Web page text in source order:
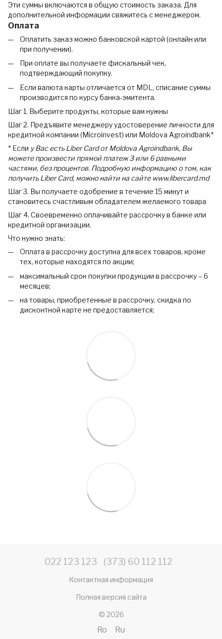
Эти суммы включаются в общую стоимость заказа. Для
дополнительной информации свяжитесь с менеджером.
Оплата
Оплатить заказ можно банковской картой (онлайн или
при получении).
При оплате вы получаете фискальный чек,
подтверждающий покупку.
Если валюта карты отличается от MDL, списание суммы
производится по курсу банка-эмитента.
Шаг 1. Выберите продукты, которые вам нужны
Шаг 2. Предъявите менеджеру удостоверение личности для
кредитной компании (Microinvest) или Moldova Agroindbank*
* Если у Вас есть Liber Card от Moldova Agroindbank, Вы
можете произвести прямой платеж 3 или 6 равными
частями, без процентов. Подробную информацию о том, как
получить Liber Card, можно найти на сайте www.libercard.md
Шаг 3. Вы получаете одобрение в течение 15 минут и
становитесь счастливым обладателем желаемого товара
Шаг 4. Своевременно оплачивайте рассрочку в банке или
кредитной организации.
Что нужно знать:
Оплата в рассрочку доступна для всех товаров, кроме
тех, которые находятся по акции;
максимальный срок покупки продукции в рассрочку – 6
месяцев;
на товары, приобретенные в рассрочку, скидка по
дисконтной карте не предоставляется;
022 123 123 (373) 60 112 112
Контактная информация
Полная версия сайта
© 2026
Ro Ru